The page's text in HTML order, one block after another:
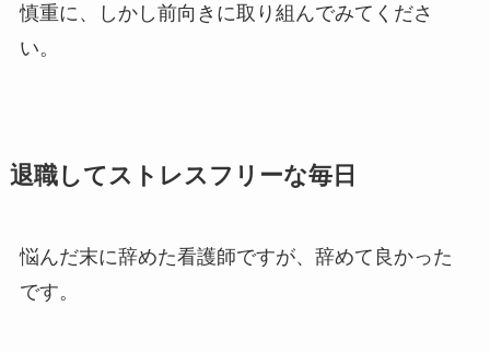
慎重に、しかし前向きに取り組んでみてくださ
い。
退職してストレスフリーな毎日
悩んだ末に辞めた看護師ですが、辞めて良かった
です。